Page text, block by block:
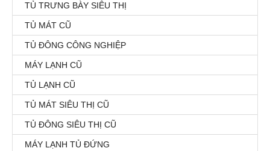
TỦ TRƯNG BÀY SIÊU THỊ
TỦ MÁT CŨ
TỦ ĐÔNG CÔNG NGHIỆP
MÁY LẠNH CŨ
TỦ LẠNH CŨ
TỦ MÁT SIÊU THỊ CŨ
TỦ ĐÔNG SIÊU THỊ CŨ
MÁY LẠNH TỦ ĐỨNG